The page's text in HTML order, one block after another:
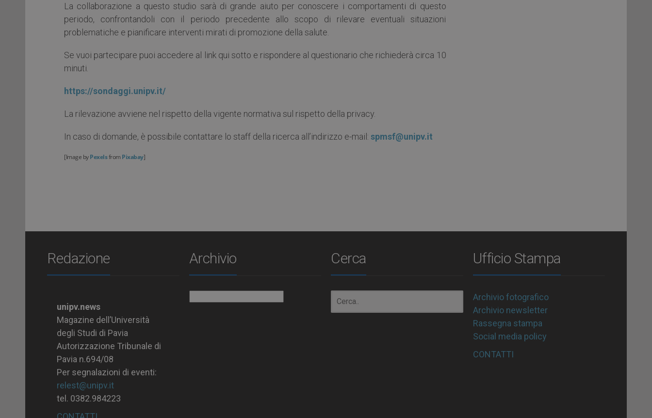
La collaborazione a questo studio sarà di grande aiuto per conoscere i comportamenti di questo
periodo, confrontandoli con il periodo precedente allo scopo di rilevare eventuali situazioni
problematiche e pianificare interventi mirati di promozione della salute.
Se vuoi partecipare puoi accedere al link qui sotto e rispondere al questionario che richiederà circa 10
minuti.
https://sondaggi.unipv.it/
La rilevazione avviene nel rispetto della vigente normativa sul rispetto della privacy.
In caso di domande, è possibile contattare lo staff della ricerca all’indirizzo e-mail: spmsf@unipv.it
[Image byPexelsfrom Pixabay]
Redazione
unipv.news
Magazine dell’Università
degli Studi di Pavia
Autorizzazione Tribunale di
Pavia n.694/08
Per segnalazioni di eventi:
relest@unipv.it
tel. 0382.984223
Archivio Cerca Ufficio Stampa
Archivio fotografico
Archivio newsletter
Rassegna stampa
Social media policy
CONTATTI